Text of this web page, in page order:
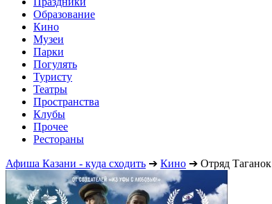
Образование
Кино
Музеи
Парки
Погулять
Туристу
Театры
Пространства
Клубы
Прочее
Рестораны
Афиша Казани - куда сходить ➔ Кино ➔ Отряд Таганок